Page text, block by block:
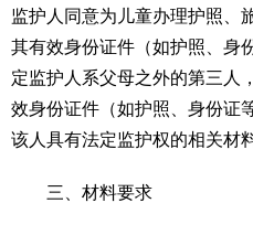
监护人同意为儿童办理护照、
其有效身份证件（如护照、身
定监护人系父母之外的第三人
效身份证件（如护照、身份证
该人具有法定监护权的相关材料
三、材料要求